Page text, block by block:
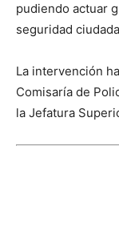
pudiendo actuar
seguridad
La intervención
Comisaría de
la Jefatura